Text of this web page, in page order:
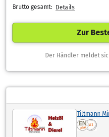
Brutto gesamt: Details
Zur
Der Händler meldet
Tiltmann